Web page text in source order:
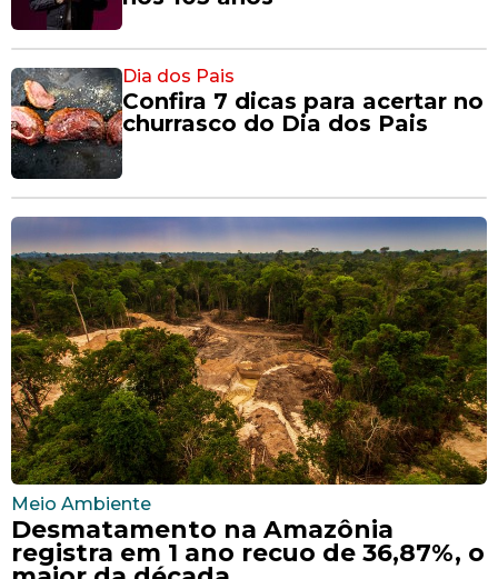
Dia dos Pais
Confira 7 dicas para acertar no
churrasco do Dia dos Pais
Meio Ambiente
Desmatamento na Amazônia
registra em 1 ano recuo de 36,87%, o